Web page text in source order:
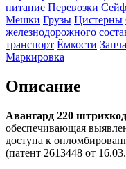
питание Перевозки
Мешки Грузы Цистерны
железнодорожного
транспорт Ёмкости
Маркировка
Описание
Авангард 220 штрихкод
обеспечивающая
доступа к
(патент 2613448 от